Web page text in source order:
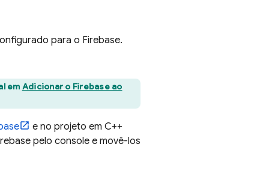
para o Firebase.
em Adicionar o Firebase ao
e no projeto em C++
pelo console e movê-los